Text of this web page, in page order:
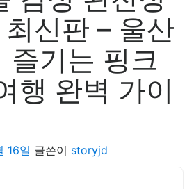
신판 – 울산
즐기는 핑크
행 완벽 가이
16일 글쓴이 storyjd